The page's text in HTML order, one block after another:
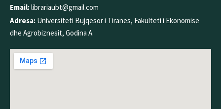
Email:librariaubt@gmail.com
Adresa: Universiteti Bujqësor i Tiranës, Fakulteti i Ekonomisë
dhe Agrobiznesit, Godina A.